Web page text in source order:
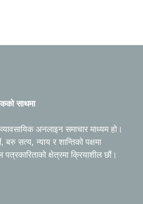
साथमा
अनलाइन समाचार माध्यम हो।
बरु सत्य, न्याय र शान्तिको पक्षमा
क्षेत्रमा क्रियाशील छौं।